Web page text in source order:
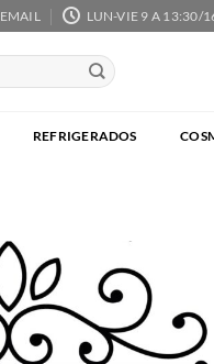
EMAIL LUN-VIE 9 A 13:30/
REFRIGERADOS